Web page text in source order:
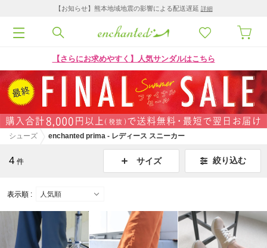
【お知らせ】熊本地域地震の影響による配送遅延 詳細
【さらにお求めやすく】人気サンダルはこちら
シューズ enchanted prima - レディース スニーカー
4 件 サイズ 絞り込む
表示順 :